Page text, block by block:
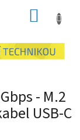
- M.2
USB-C